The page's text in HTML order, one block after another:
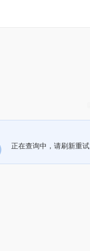
正在查询中，请刷新重试